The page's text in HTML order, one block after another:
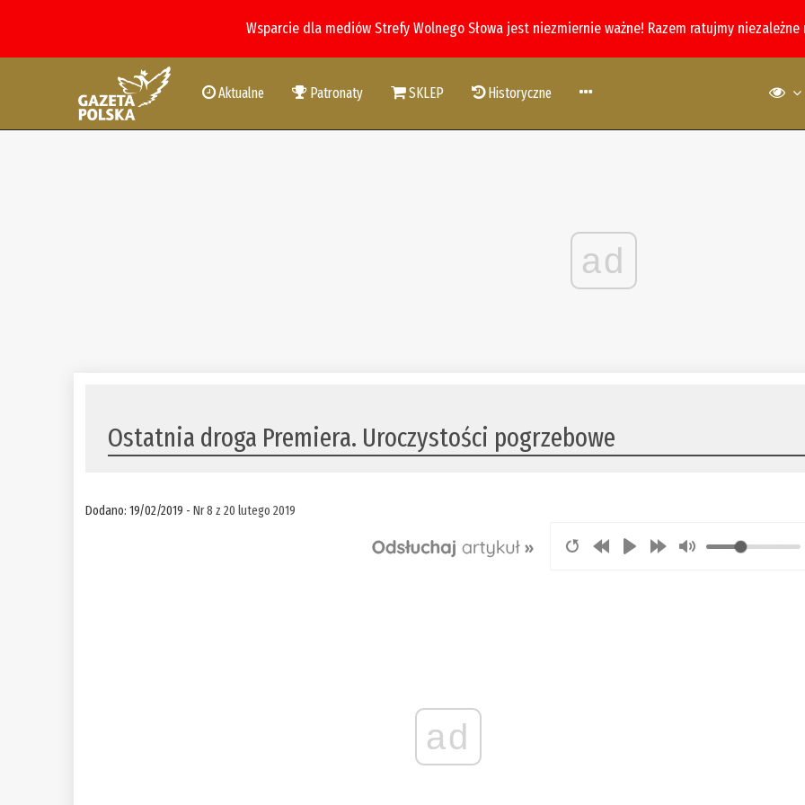
Wsparcie dla mediów Strefy Wolnego Słowa jest niezmiernie ważne! Razem ratujmy
Aktualne Patronaty SKLEP Historyczne
ad
Ostatnia droga Premiera. Uroczystości pogrzebowe
Dodano: 19/02/2019 -Nr 8 z 20 lutego 2019
ad